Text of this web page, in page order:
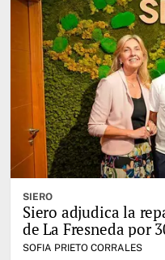
SIERO
Siero adjudica la
de La Fresneda por
SOFIA PRIETO CORRALES